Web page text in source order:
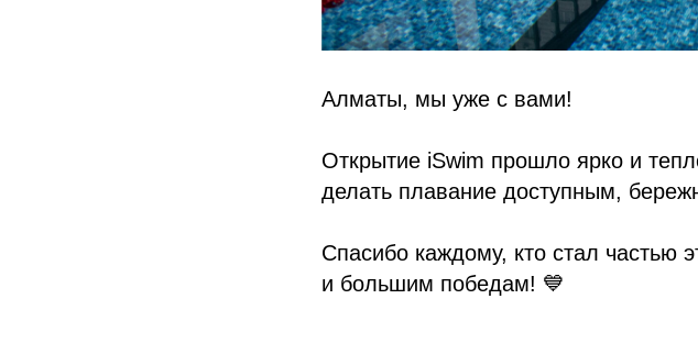
Алматы, мы уже с вами!
Открытие iSwim прошло ярко и
делать плавание доступным,
Спасибо каждому, кто стал частью
и большим победам! 💙